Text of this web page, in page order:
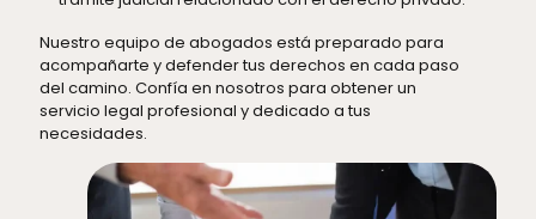
Nuestro equipo de abogados está preparado para
acompañarte y defender tus derechos en cada paso
del camino. Confía en nosotros para obtener un
servicio legal profesional y dedicado a tus
necesidades.